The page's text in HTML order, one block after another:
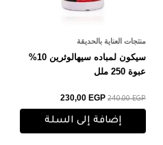
منتجات العناية بالحديقة
سيكون لمباده سيهالوثرين 10%
عبوة 250 ملل
240,00EGP
230,00 EGP
إضافة إلى السلة